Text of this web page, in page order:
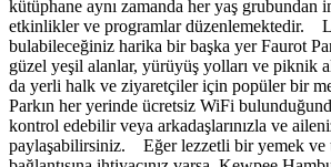
kütüphane aynı zamanda her yaş grubundan
etkinlikler ve programlar düzenlemektedir.
bulabileceğiniz harika bir başka yer Faurot
güzel yeşil alanlar, yürüyüş yolları ve piknik
da yerli halk ve ziyaretçiler için popüler bir
Parkın her yerinde ücretsiz WiFi
kontrol edebilir veya arkadaşlarınızla ve
paylaşabilirsiniz. Eğer lezzetli bir yemek ve